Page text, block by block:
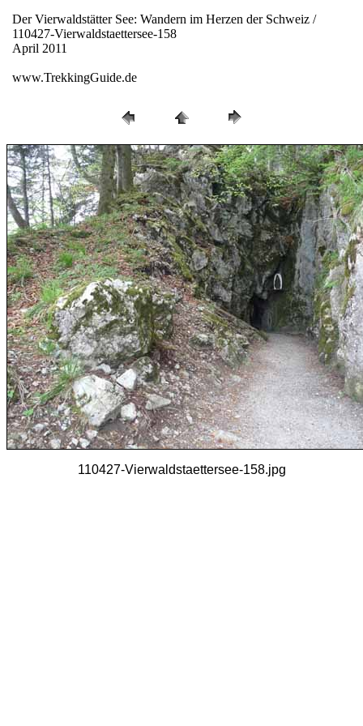
Der Vierwaldstätter See: Wandern im Herzen der Schweiz /
110427-Vierwaldstaettersee-158
April 2011
www.TrekkingGuide.de
110427-Vierwaldstaettersee-158.jpg